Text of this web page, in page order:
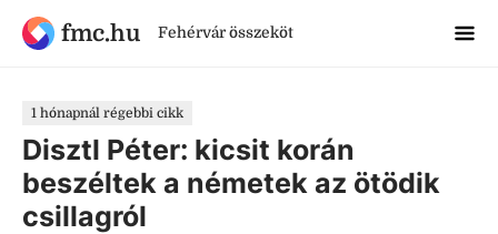
fmc.hu Fehérvár összeköt
1 hónapnál régebbi cikk
Disztl Péter: kicsit korán
beszéltek a németek az ötödik
csillagról